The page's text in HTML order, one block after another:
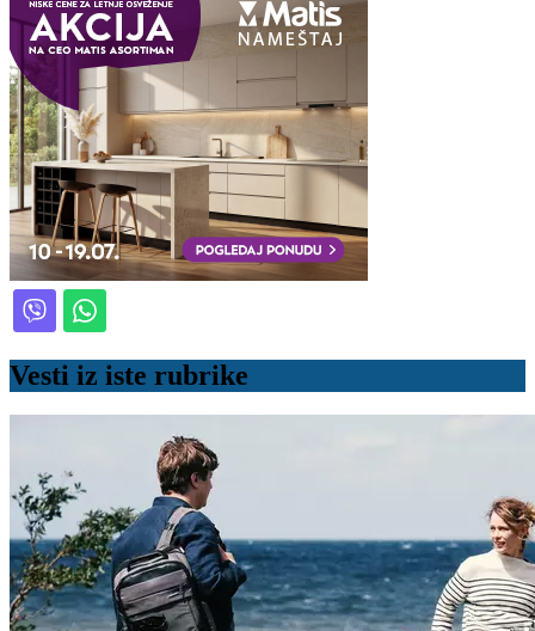
Vesti iz iste rubrike